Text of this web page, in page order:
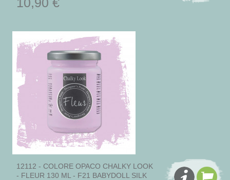
12112 - COLORE OPACO CHALKY LOOK
- FLEUR 130 ML - F21 BABYDOLL SILK